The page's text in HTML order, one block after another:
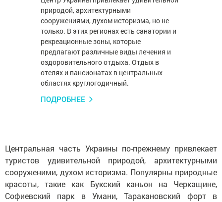
природой, архитектурными
сооружениями, духом историзма, но не
только. В этих регионах есть санатории и
рекреационные зоны, которые
предлагают различные виды лечения и
оздоровительного отдыха. Отдых в
отелях и пансионатах в центральных
областях круглогодичный.
ПОДРОБНЕЕ
Центральная часть Украины по-прежнему привлекает
туристов удивительной природой, архитектурными
сооруженими, духом историзма. Популярны природные
красоты, такие как Букский каньон на Черкащине,
Софиевский парк в Умани, Таракановский форт в